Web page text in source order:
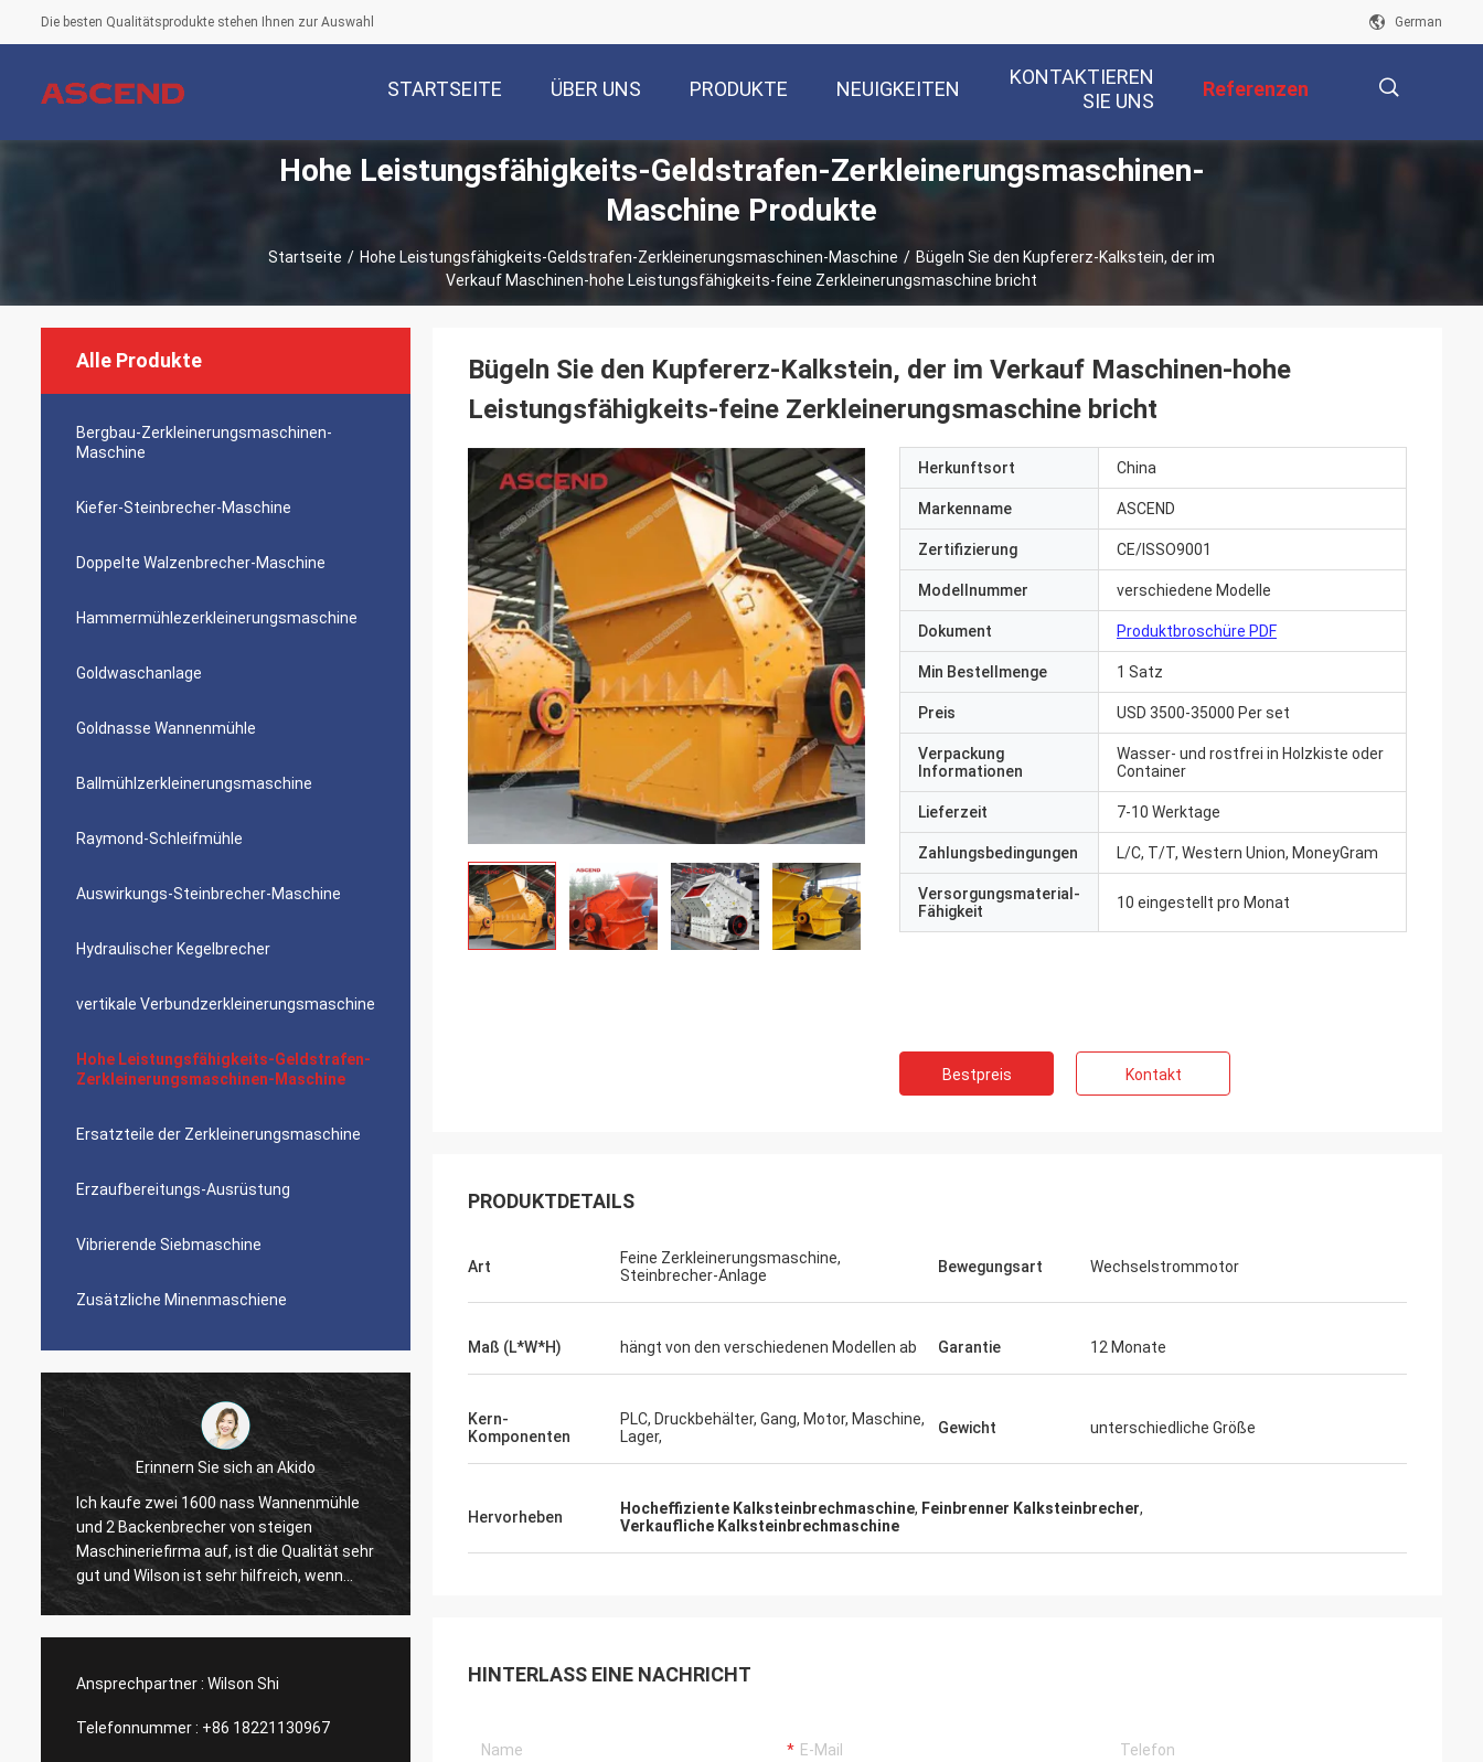
Die besten Qualitätsprodukte stehen Ihnen zur Auswahl German
STARTSEITE ÜBER UNS PRODUKTE NEUIGKEITEN
KONTAKTIEREN
SIE UNS
Referenzen
Hohe Leistungsfähigkeits-Geldstrafen-Zerkleinerungsmaschinen-
Maschine Produkte
Startseite / Hohe Leistungsfähigkeits-Geldstrafen-Zerkleinerungsmaschinen-Maschine / Bügeln Sie den Kupfererz-Kalkstein, der im
Verkauf Maschinen-hohe Leistungsfähigkeits-feine Zerkleinerungsmaschine bricht
Alle Produkte
Bergbau-Zerkleinerungsmaschinen-
Maschine
Kiefer-Steinbrecher-Maschine
Doppelte Walzenbrecher-Maschine
Hammermühlezerkleinerungsmaschine
Goldwaschanlage
Goldnasse Wannenmühle
Ballmühlzerkleinerungsmaschine
Raymond-Schleifmühle
Auswirkungs-Steinbrecher-Maschine
Hydraulischer Kegelbrecher
vertikale Verbundzerkleinerungsmaschine
Hohe Leistungsfähigkeits-Geldstrafen-
Zerkleinerungsmaschinen-Maschine
Ersatzteile der Zerkleinerungsmaschine
Erzaufbereitungs-Ausrüstung
Vibrierende Siebmaschine
Zusätzliche Minenmaschiene
Jose Anthony
Steigen Firma erbrachte mir guten
Kundendienst, nachdem sie ihre
GoldErzaufbereitungsanlage gekauft hat,
die-, ist wichtig zu mir, wird betrachten,
um die zweite Anlage zu kaufen auf
Mark Joe
Perfekter Verkäufer, ausgezeichnetes
Produkt, großartiger Preis und direktes
Verschiffen. Wir könnten nicht mit Henan
extrem schnell. Bestimmt, vorwärts
Ansprechpartner : Wilson Shi
Telefonnummer : +86 18221130967
Bügeln Sie den Kupfererz-Kalkstein, der im Verkauf Maschinen-hohe
Leistungsfähigkeits-feine Zerkleinerungsmaschine bricht
Herkunftsort China
Markenname ASCEND
Zertifizierung CE/ISSO9001
Modellnummer verschiedene Modelle
Dokument Produktbroschüre PDF
Min Bestellmenge 1 Satz
Preis USD 3500-35000 Per set
Verpackung
Informationen
Wasser- und rostfrei in Holzkiste oder
Container
Lieferzeit 7-10 Werktage
Zahlungsbedingungen L/C, T/T, Western Union, MoneyGram
Versorgungsmaterial-
Fähigkeit
10 eingestellt pro Monat
Bestpreis Kontakt
PRODUKTDETAILS
Art
Feine Zerkleinerungsmaschine,
Steinbrecher-Anlage
Bewegungsart Wechselstrommotor
Maß (L*W*H) hängt von den verschiedenen Modellen ab Garantie 12 Monate
Kern-
Komponenten
PLC, Druckbehälter, Gang, Motor, Maschine,
Lager,
Gewicht unterschiedliche Größe
Hervorheben Hocheffiziente Kalksteinbrechmaschine, Feinbrenner Kalksteinbrecher,
Verkaufliche Kalksteinbrechmaschine
HINTERLASS EINE NACHRICHT